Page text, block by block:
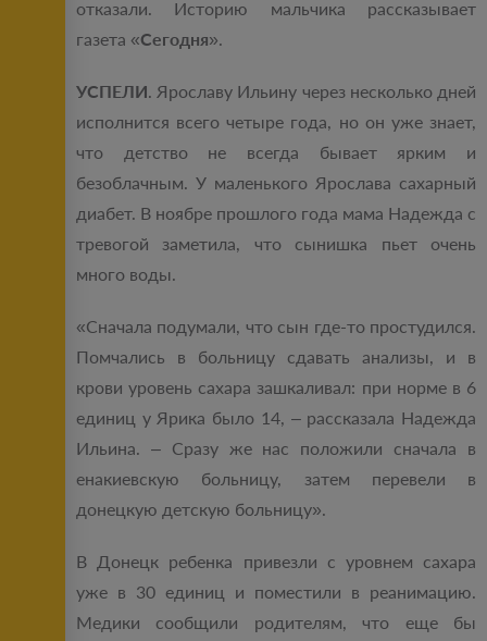
отказали. Историю мальчика рассказывает
газета «Сегодня».
УСПЕЛИ. Ярославу Ильину через несколько дней
исполнится всего четыре года, но он уже знает,
что детство не всегда бывает ярким и
безоблачным. У маленького Ярослава сахарный
диабет. В ноябре прошлого года мама Надежда с
тревогой заметила, что сынишка пьет очень
много воды.
«Сначала подумали, что сын где-то простудился.
Помчались в больницу сдавать анализы, и в
крови уровень сахара зашкаливал: при норме в 6
единиц у Ярика было 14, – рассказала Надежда
Ильина. – Сразу же нас положили сначала в
енакиевскую больницу, затем перевели в
донецкую детскую больницу».
В Донецк ребенка привезли с уровнем сахара
уже в 30 единиц и поместили в реанимацию.
Медики сообщили родителям, что еще бы